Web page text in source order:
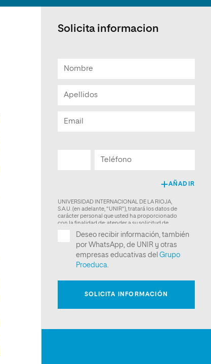
Solicita informacion